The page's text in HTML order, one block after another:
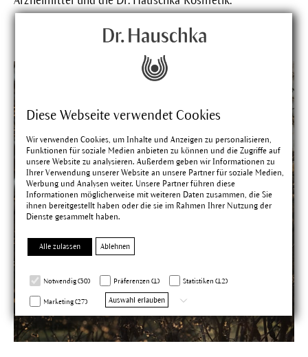
Diese Webseite verwendet Cookies
Wir verwenden Cookies, um Inhalte und Anzeigen zu personalisieren,
Funktionen für soziale Medien anbieten zu können und die Zugriffe auf
unsere Website zu analysieren. Außerdem geben wir Informationen zu
Ihrer Verwendung unserer Website an unsere Partner für soziale Medien,
Werbung und Analysen weiter. Unsere Partner führen diese
Informationen möglicherweise mit weiteren Daten zusammen, die Sie
ihnen bereitgestellt haben oder die sie im Rahmen Ihrer Nutzung der
Dienste gesammelt haben.
Alle zulassen Ablehnen
Notwendig (30) Präferenzen (1) Statistiken (12)
Marketing (27) Auswahl erlauben